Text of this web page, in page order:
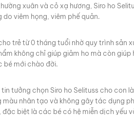
xuân và cỏ xạ hương, Siro ho
viêm họng, viêm phế quản.
trẻ từ 0 tháng tuổi nhờ quy trình sản
không chỉ giúp giảm ho mà còn giúp
bé mới chào đời.
tưởng chọn Siro ho Selituss cho con
màu nhân tạo và không gây tác dụng
biệt là các bé có hệ miễn dịch yếu